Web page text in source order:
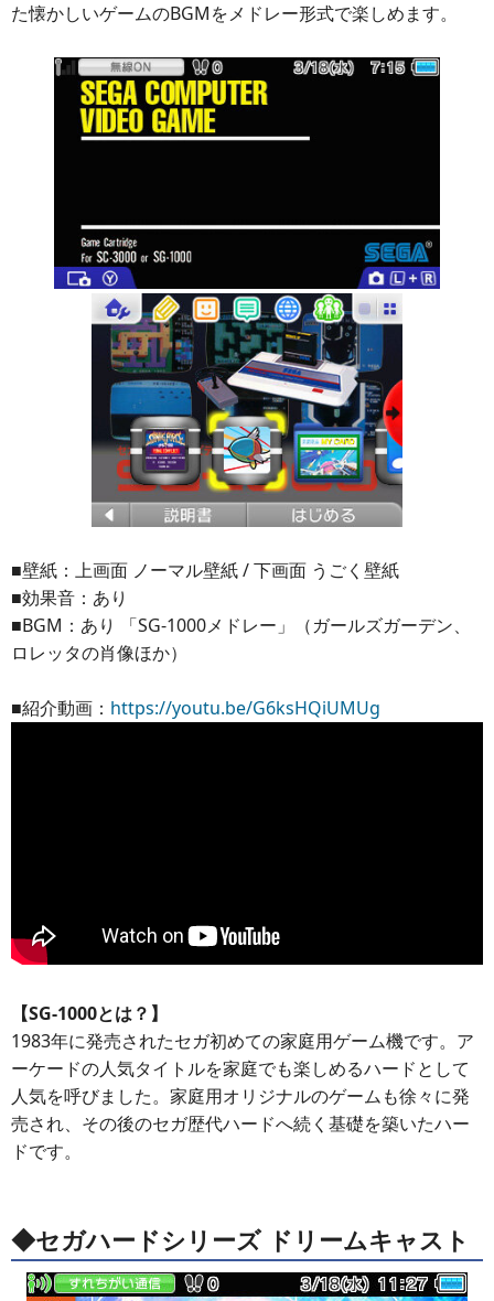
た懐かしいゲームのBGMをメドレー形式で楽しめます。
■壁紙：上画面 ノーマル壁紙 / 下画面 うごく壁紙
■効果音：あり
■BGM：あり 「SG-1000メドレー」（ガールズガーデン、
ロレッタの肖像ほか）
■紹介動画： https://youtu.be/G6ksHQiUMUg
【SG-1000とは？】
1983年に発売されたセガ初めての家庭用ゲーム機です。ア
ーケードの人気タイトルを家庭でも楽しめるハードとして
人気を呼びました。家庭用オリジナルのゲームも徐々に発
売され、その後のセガ歴代ハードへ続く基礎を築いたハー
ドです。
◆セガハードシリーズ ドリームキャスト